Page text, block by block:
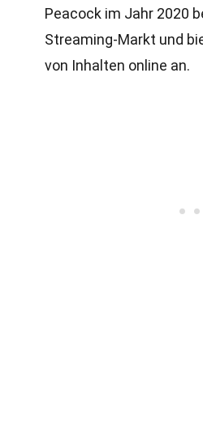
Peacock im Jahr 2020
Streaming-Markt und
von Inhalten online an.